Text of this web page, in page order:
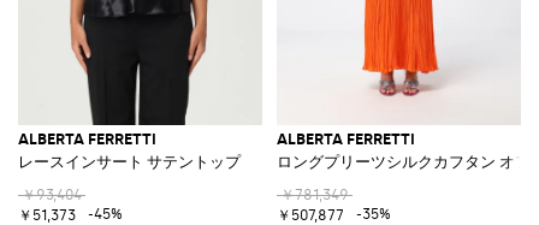
ALBERTA FERRETTI
レースインサート サテントップ
￥93,404
￥51,373
-45%
ALBERTA FERRETTI
ロングプリーツシルクカフタン オフ
￥781,349
￥507,877
-35%